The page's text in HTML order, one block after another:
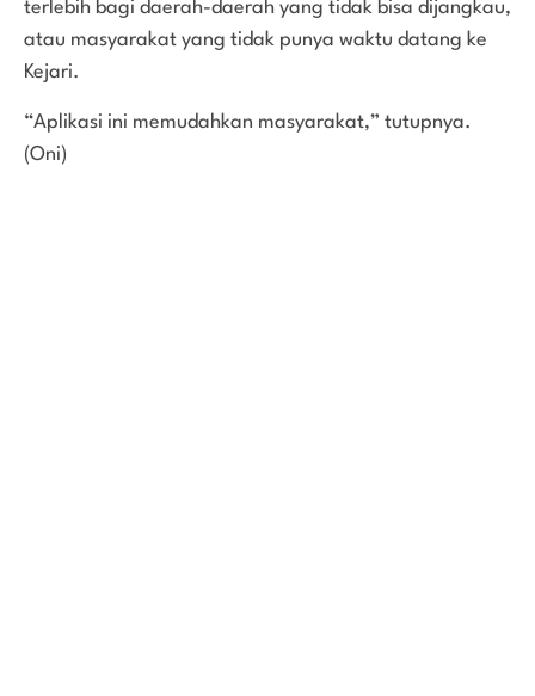
terlebih bagi daerah-daerah yang tidak bisa dijangkau,
atau masyarakat yang tidak punya waktu datang ke
Kejari.
“Aplikasi ini memudahkan masyarakat,” tutupnya.
(Oni)